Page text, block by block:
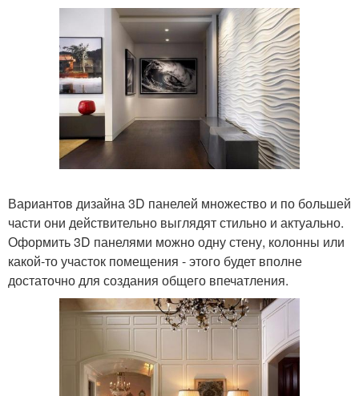
Вариантов дизайна 3D панелей множество и по большей
части они действительно выглядят стильно и актуально.
Оформить 3D панелями можно одну стену, колонны или
какой-то участок помещения - этого будет вполне
достаточно для создания общего впечатления.